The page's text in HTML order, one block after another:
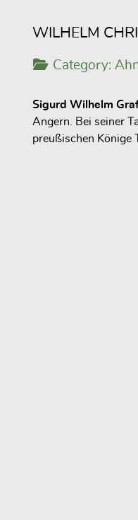
WILHELM
Category:
Sigurd Wilhelm
Angern. Bei seiner
preußischen Könige